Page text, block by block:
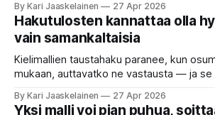
etsimässä verkosta apuria, joka hoitaisi
askareita: täyttäisi lomakkeen, järjestäisi
tai seulisi pitkän asiakirjakasan
valikoima, joka muistuttaa
Jokainen ”tekoälyagentti” lupaa paljon
By Kari Jaaskelainen 27 Apr 2026
Hakutulosten kannattaa olla
vain samankaltaisia
Kielimallien taustahaku paranee, kun
mukaan, auttavatko ne vastausta — ja se
että kysyt työpaikan chat-robotilta: “Mitä
By Kari Jaaskelainen 27 Apr 2026
Yksi malli voi pian puhua,